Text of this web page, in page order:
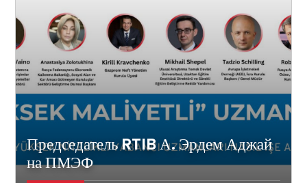
Председатель RTIB А. Эрдем Аджай
на ПМЭФ